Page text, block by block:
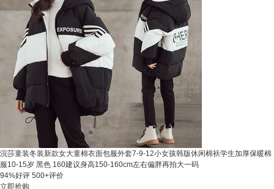
浣莎童装冬装新款女大童棉衣面包服外套7-9-12小女孩韩版休闲棉袄学生加厚保暖棉
服10-15岁 黑色 160建议身高150-160cm左右偏胖再拍大一码
94%好评 500+评价
立即抢购